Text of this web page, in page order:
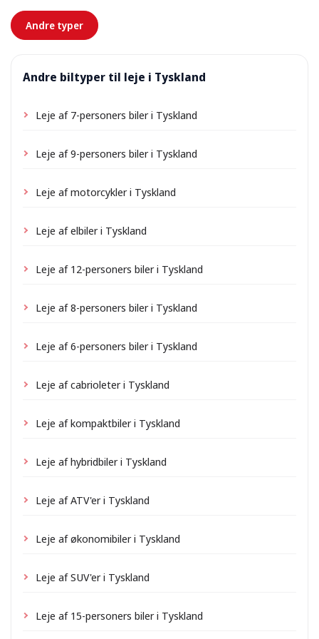
forhånd.
Andre typer
Andre biltyper til leje i Tyskland
Leje af 7-personers biler i Tyskland
Leje af 9-personers biler i Tyskland
Leje af motorcykler i Tyskland
Leje af elbiler i Tyskland
Leje af 12-personers biler i Tyskland
Leje af 8-personers biler i Tyskland
Leje af 6-personers biler i Tyskland
Leje af cabrioleter i Tyskland
Leje af kompaktbiler i Tyskland
Leje af hybridbiler i Tyskland
Leje af ATV'er i Tyskland
Leje af økonomibiler i Tyskland
Leje af SUV'er i Tyskland
Leje af 15-personers biler i Tyskland